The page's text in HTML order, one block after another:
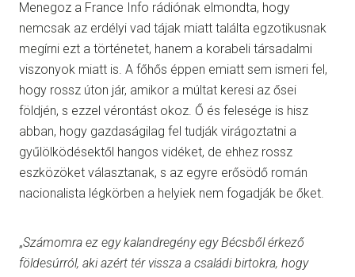
Menegoz a France Info rádiónak elmondta, hogy
nemcsak az erdélyi vad tájak miatt találta egzotikusnak
megírni ezt a történetet, hanem a korabeli társadalmi
viszonyok miatt is. A főhős éppen emiatt sem ismeri fel,
hogy rossz úton jár, amikor a múltat keresi az ősei
földjén, s ezzel vérontást okoz. Ő és felesége is hisz
abban, hogy gazdaságilag fel tudják virágoztatni a
gyűlölködésektől hangos vidéket, de ehhez rossz
eszközöket választanak, s az egyre erősödő román
nacionalista légkörben a helyiek nem fogadják be őket.
„Számomra ez egy kalandregény egy Bécsből érkező
földesúrról, aki azért tér vissza a családi birtokra, hogy